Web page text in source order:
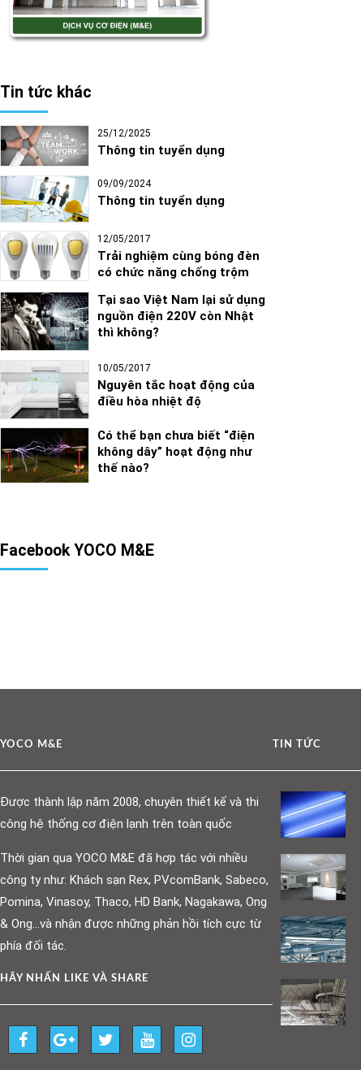
Tin tức khác
25/12/2025
Thông tin tuyển dụng
09/09/2024
Thông tin tuyển dụng
12/05/2017
Trải nghiệm cùng bóng đèn
có chức năng chống trộm
Tại sao Việt Nam lại sử dụng
nguồn điện 220V còn Nhật
thì không?
10/05/2017
Nguyên tắc hoạt động của
điều hòa nhiệt độ
Có thể bạn chưa biết “điện
không dây” hoạt động như
thế nào?
Facebook YOCO M&E
YOCO M&E
Được thành lập năm 2008, chuyên thiết kế và thi
công hệ thống cơ điện lạnh trên toàn quốc
Thời gian qua YOCO M&E đã hợp tác với nhiều
công ty như: Khách sạn Rex, PVcomBank, Sabeco,
Pomina, Vinasoy, Thaco, HD Bank, Nagakawa, Ong
& Ong…và nhận được những phản hồi tích cực từ
phía đối tác.
HÃY NHẤN LIKE VÀ SHARE
TIN TỨC